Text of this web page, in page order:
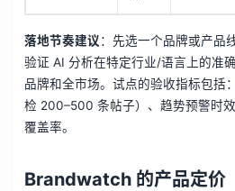
落地节奏建议：先选一个品牌或产品
验证 AI 分析在特定行业/语言上的准
品牌和全市场。试点的验收指标包括
检 200–500 条帖子）、趋势预警时
覆盖率。
Brandwatch 的产品定价